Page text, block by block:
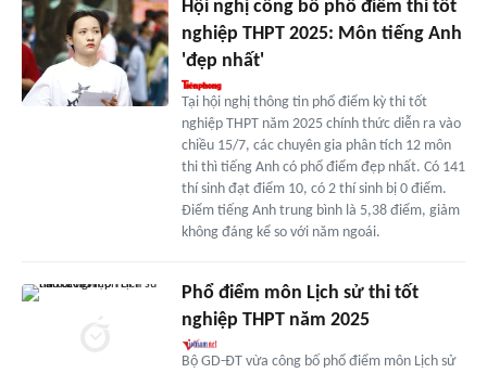
Hội nghị công bố phổ điểm thi tốt
nghiệp THPT 2025: Môn tiếng Anh
'đẹp nhất'
Tại hội nghị thông tin phổ điểm kỳ thi tốt
nghiệp THPT năm 2025 chính thức diễn ra vào
chiều 15/7, các chuyên gia phân tích 12 môn
thi thì tiếng Anh có phổ điểm đẹp nhất. Có 141
thí sinh đạt điểm 10, có 2 thí sinh bị 0 điểm.
Điểm tiếng Anh trung bình là 5,38 điểm, giảm
không đáng kể so với năm ngoái.
Phổ điểm môn Lịch sử thi tốt
nghiệp THPT năm 2025
Bộ GD-ĐT vừa công bố phổ điểm môn Lịch sử